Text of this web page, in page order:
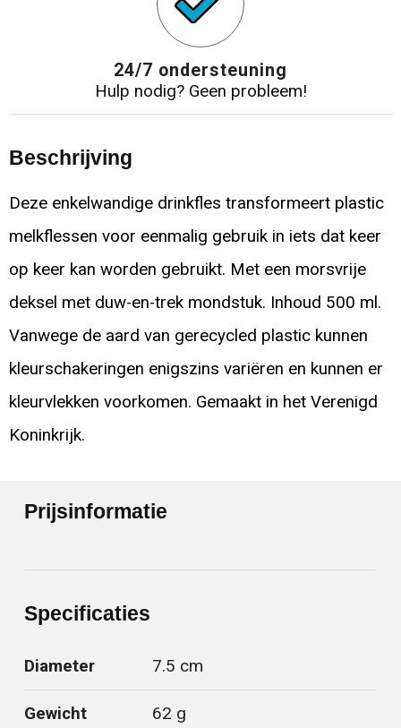
24/7 ondersteuning
Hulp nodig? Geen probleem!
Beschrijving
Deze enkelwandige drinkfles transformeert plastic
melkflessen voor eenmalig gebruik in iets dat keer
op keer kan worden gebruikt. Met een morsvrije
deksel met duw-en-trek mondstuk. Inhoud 500 ml.
Vanwege de aard van gerecycled plastic kunnen
kleurschakeringen enigszins variëren en kunnen er
kleurvlekken voorkomen. Gemaakt in het Verenigd
Koninkrijk.
Prijsinformatie
Specificaties
Diameter 7.5 cm
Gewicht 62 g